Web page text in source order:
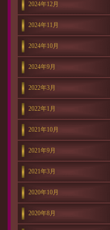
2024年12月
2024年11月
2024年10月
2024年9月
2022年3月
2022年1月
2021年10月
2021年9月
2021年3月
2020年10月
2020年8月